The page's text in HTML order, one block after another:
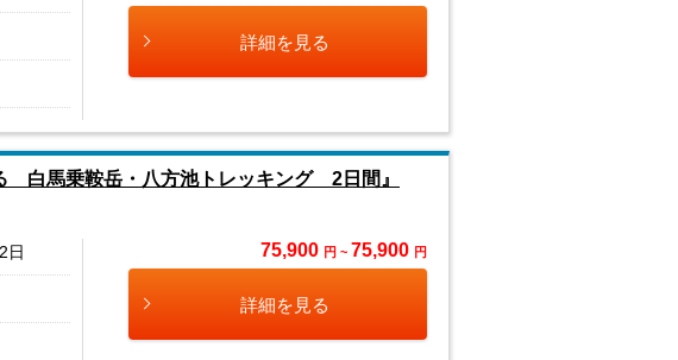
詳細を見る
白馬乗鞍岳・八方池トレッキング 2日間』
日 75,900 円 ~ 75,900 円
詳細を見る